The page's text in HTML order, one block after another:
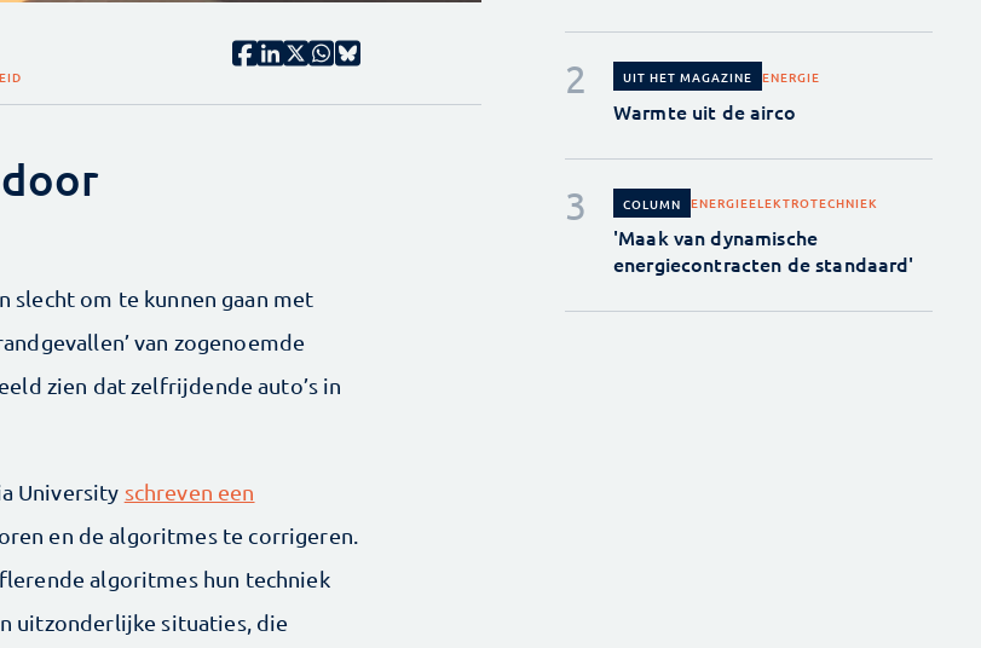
om te kunnen gaan met
van zogenoemde
zien dat zelfrijdende auto’s in
University schreven een
en de algoritmes te corrigeren.
algoritmes hun techniek
uitzonderlijke situaties, die
UIT HET MAGAZINE ENERGIE
Warmte uit de airco
COLUMN ENERGIEELEKTROTECHNIEK
'Maak van dynamische
energiecontracten de standaard'